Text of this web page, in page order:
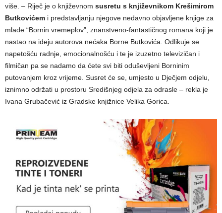
više. – Riječ je o književnom susretu s književnikom Krešimirom
Butkovićem i predstavljanju njegove nedavno objavljene knjige za
mlade “Bornin vremeplov”, znanstveno-fantastičnog romana koji je
nastao na ideju autorova nećaka Borne Butkovića. Odlikuje se
napetošću radnje, emocionalnošću i te je izuzetno televizičan i
filmičan pa se nadamo da ćete svi biti oduševljeni Borninim
putovanjem kroz vrijeme. Susret će se, umjesto u Dječjem odjelu,
iznimno održati u prostoru Središnjeg odjela za odrasle – rekla je
Ivana Grubačević iz Gradske knjižnice Velika Gorica.